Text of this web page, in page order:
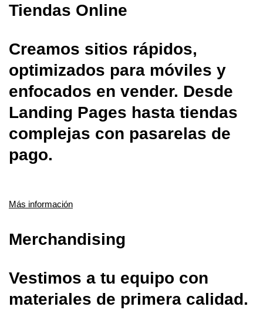
Tiendas Online
Creamos sitios rápidos,
optimizados para móviles y
enfocados en vender. Desde
Landing Pages hasta tiendas
complejas con pasarelas de
pago.
Más información
Merchandising
Vestimos a tu equipo con
materiales de primera calidad.